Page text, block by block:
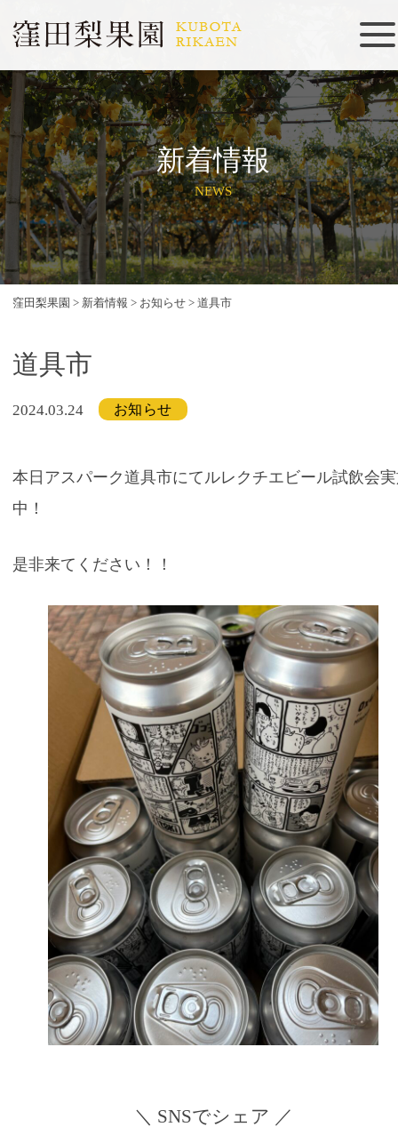
新着情報
NEWS
窪田梨果園 > 新着情報 > お知らせ >道具市
道具市
2024.03.24 お知らせ
本日アスパーク道具市にてルレクチエビール試飲会
中！
是非来てください！！
＼ SNSでシェア ／